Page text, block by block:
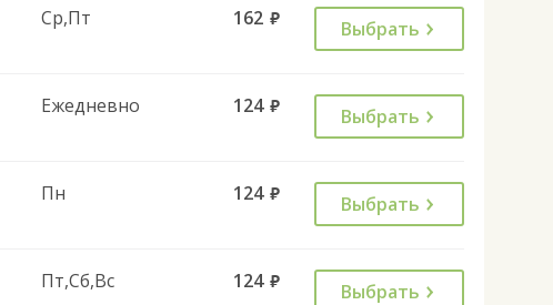
Ср,Пт 162 руб. Выбрать
Ежедневно 124 руб. Выбрать
Пн 124 руб. Выбрать
Пт,Сб,Вс 124 руб. Выбрать